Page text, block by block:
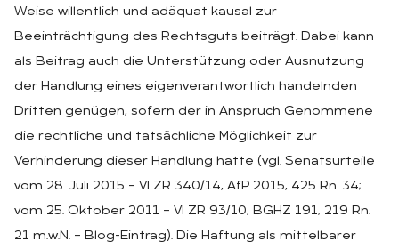
Weise willentlich und adäquat kausal zur
Beeinträchtigung des Rechtsguts beiträgt. Dabei kann
als Beitrag auch die Unterstützung oder Ausnutzung
der Handlung eines eigenverantwortlich handelnden
Dritten genügen, sofern der in Anspruch Genommene
die rechtliche und tatsächliche Möglichkeit zur
Verhinderung dieser Handlung hatte (vgl. Senatsurteile
vom 28. Juli 2015 – VI ZR 340/14, AfP 2015, 425 Rn. 34;
vom 25. Oktober 2011 – VI ZR 93/10, BGHZ 191, 219 Rn.
21 m.w.N. – Blog-Eintrag). Die Haftung als mittelbarer